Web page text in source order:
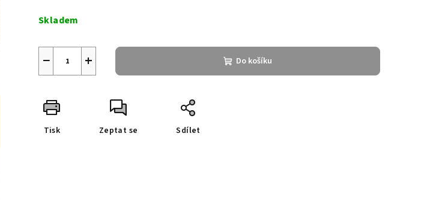
cena:
Skladem
+
− Do košíku
Tisk Zeptat se Sdílet